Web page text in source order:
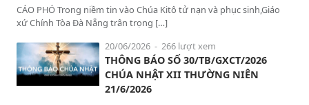
CÁO PHÓ Trong niềm tin vào Chúa Kitô tử nạn và phục sinh,Giáo
xứ Chính Tòa Đà Nẵng trân trọng […]
20/06/2026 - 266 lượt xem
THÔNG BÁO SỐ 30/TB/GXCT/2026
CHÚA NHẬT XII THƯỜNG NIÊN
21/6/2026